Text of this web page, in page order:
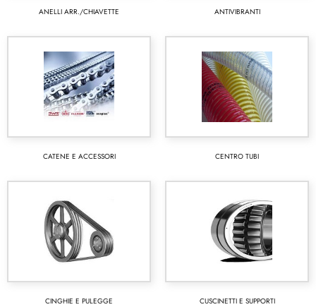
ANELLI ARR./CHIAVETTE ANTIVIBRANTI
CATENE E ACCESSORI CENTRO TUBI
CINGHIE E PULEGGE CUSCINETTI E SUPPORTI